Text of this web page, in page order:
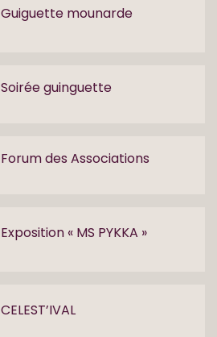
Guiguette mounarde
Soirée guinguette
Forum des Associations
Exposition « MS PYKKA »
CELEST’IVAL